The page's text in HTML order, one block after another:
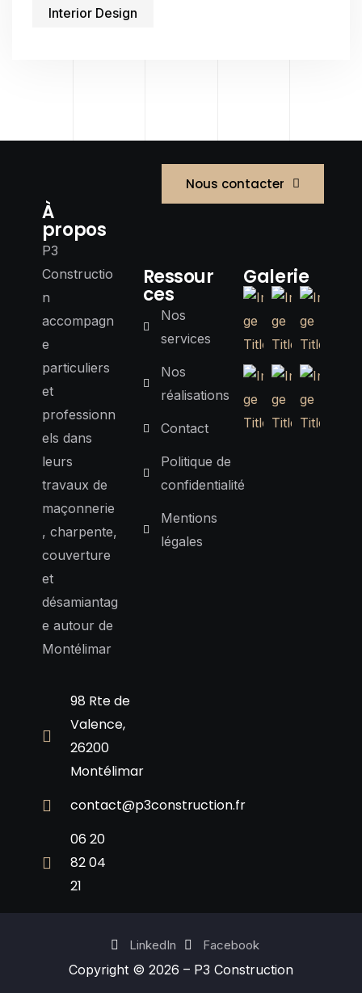
Interior Design
Nous contacter
À
propos
P3
Constructio
n
accompagn
e
particuliers
et
professionn
els dans
leurs
travaux de
maçonnerie
, charpente,
couverture
et
désamiantag
e autour de
Montélimar
98 Rte de
Valence,
26200
Montélimar
contact@p3construction.fr
06 20
82 04
21
Ressour
ces
Nos
services
Nos
réalisations
Contact
Politique de
confidentialité
Mentions
légales
Galerie
Copyright © 2026 – P3 Construction
LinkedIn Facebook